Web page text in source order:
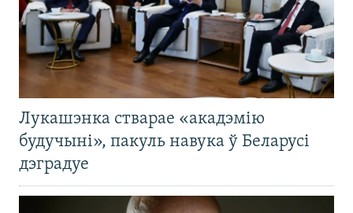
Лукашэнка стварае «акадэмію
будучыні», пакуль навука ў Беларусі
дэградуе